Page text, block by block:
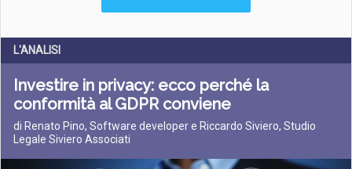
L'ANALISI
Investire in privacy: ecco perché la
conformità al GDPR conviene
di Renato Pino, Software developer e Riccardo Siviero, Studio
Legale Siviero Associati